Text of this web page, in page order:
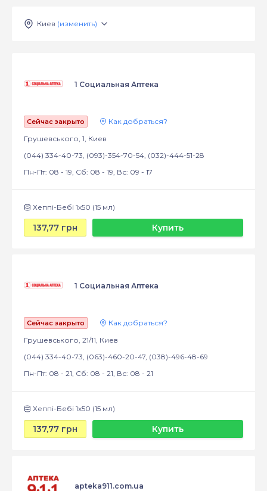
Киев (изменить)
1 Социальная Аптека
Сейчас закрыто
Как добраться?
Грушевського, 1, Киев
(044) 334-40-73, (093)-354-70-54, (032)-444-51-28
Пн-Пт: 08 - 19, Сб: 08 - 19, Вс: 09 - 17
Хеппі-Бебі 1х50 (15 мл)
137,77 грн Купить
1 Социальная Аптека
Сейчас закрыто
Как добраться?
Грушевського, 21/11, Киев
(044) 334-40-73, (063)-460-20-47, (038)-496-48-69
Пн-Пт: 08 - 21, Сб: 08 - 21, Вс: 08 - 21
Хеппі-Бебі 1х50 (15 мл)
137,77 грн Купить
apteka911.com.ua